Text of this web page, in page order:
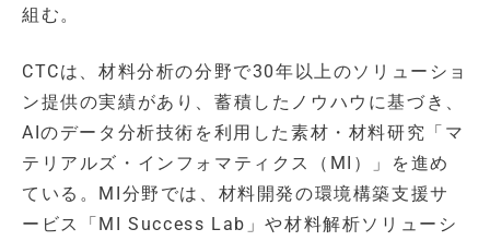
組む。
CTCは、材料分析の分野で30年以上のソリューショ
ン提供の実績があり、蓄積したノウハウに基づき、
AIのデータ分析技術を利用した素材・材料研究「マ
テリアルズ・インフォマティクス（MI）」を進め
ている。MI分野では、材料開発の環境構築支援サ
ービス「MI Success Lab」や材料解析ソリューシ